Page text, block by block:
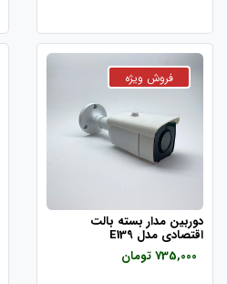
دوربین مدار بسته بالت
اقتصادی مدل E139
735,000 تومان